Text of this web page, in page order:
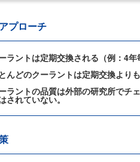
プローチ
ラントは定期交換される（例：4年
んどのクーラントは定期交換より
ラントの品質は外部の研究所でチ
されていない。